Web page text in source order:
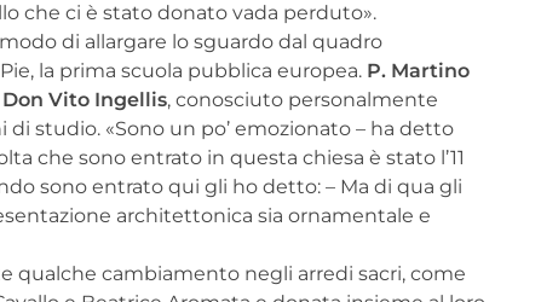
che ci è stato donato vada perduto».
di allargare lo sguardo dal quadro
la prima scuola pubblica europea. P. Martino
Don Vito Ingellis, conosciuto personalmente
studio. «Sono un po’ emozionato – ha detto
che sono entrato in questa chiesa è stato l’11
sono entrato qui gli ho detto: – Ma di qua gli
architettonica sia ornamentale e
qualche cambiamento negli arredi sacri, come